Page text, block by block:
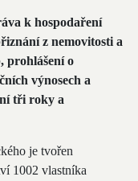
k hospodaření
z nemovitosti a
prohlášení o
výnosech a
tři roky a
je tvořen
1002 vlastníka